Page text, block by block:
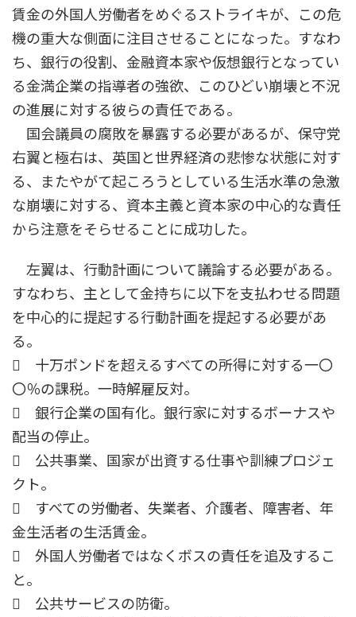
賃金の外国人労働者をめぐるストライキが、この危
機の重大な側面に注目させることになった。すなわ
ち、銀行の役割、金融資本家や仮想銀行となってい
る金満企業の指導者の強欲、このひどい崩壊と不況
の進展に対する彼らの責任である。
国会議員の腐敗を暴露する必要があるが、保守党
右翼と極右は、英国と世界経済の悲惨な状態に対す
る、またやがて起ころうとしている生活水準の急激
な崩壊に対する、資本主義と資本家の中心的な責任
から注意をそらせることに成功した。
左翼は、行動計画について議論する必要がある。
すなわち、主として金持ちに以下を支払わせる問題
を中心的に提起する行動計画を提起する必要があ
る。
 十万ポンドを超えるすべての所得に対する一〇
〇％の課税。一時解雇反対。
 銀行企業の国有化。銀行家に対するボーナスや
配当の停止。
 公共事業、国家が出資する仕事や訓練プロジェ
クト。
 すべての労働者、失業者、介護者、障害者、年
金生活者の生活賃金。
 外国人労働者ではなくボスの責任を追及するこ
と。
 公共サービスの防衛。